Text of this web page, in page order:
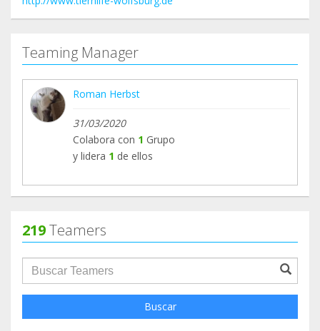
Teaming Manager
Roman Herbst
31/03/2020
Colabora con 1 Grupo
y lidera 1 de ellos
219Teamers
groupProfile.searchForm.search.text???
Buscar